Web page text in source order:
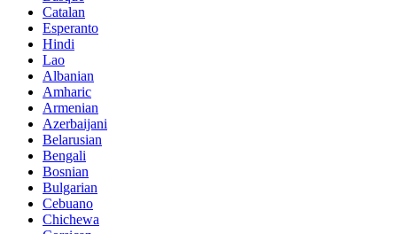
Catalan
Esperanto
Hindi
Lao
Albanian
Amharic
Armenian
Azerbaijani
Belarusian
Bengali
Bosnian
Bulgarian
Cebuano
Chichewa